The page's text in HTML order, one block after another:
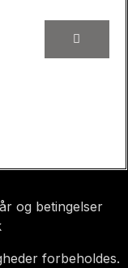
og betingelser
forbeholdes.